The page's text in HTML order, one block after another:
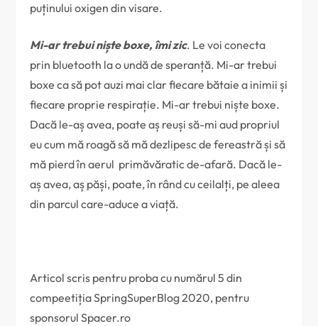
puținului oxigen din visare.
Mi-ar trebui niște boxe, îmi zic. Le voi conecta
prin bluetooth la o undă de speranță. Mi-ar trebui
boxe ca să pot auzi mai clar fiecare bătaie a inimii și
fiecare proprie respirație. Mi-ar trebui niște boxe.
Dacă le-aș avea, poate aș reuși să-mi aud propriul
eu cum mă roagă să mă dezlipesc de fereastră și să
mă pierd în aerul primăvăratic de-afară. Dacă le-
aș avea, aș păși, poate, în rând cu ceilalți, pe aleea
din parcul care-aduce a viață.
Articol scris pentru proba cu numărul 5 din
compeetiția SpringSuperBlog 2020, pentru
sponsorul Spacer.ro